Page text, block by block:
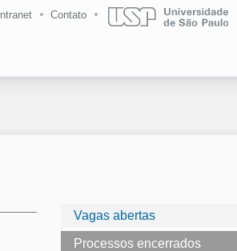
Intranet Contato
Vagas abertas
Processos encerrados